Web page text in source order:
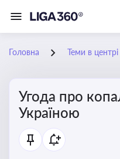
Головна Теми в центрі
Угода про
Україною